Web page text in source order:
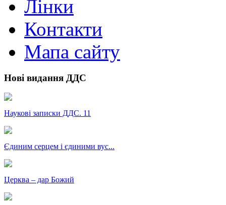
Лінки
Контакти
Мапа сайту
Нові видання ДДС
Наукові записки ДДС. 11
Єдиним серцем і єдиними вус...
Церква – дар Божий